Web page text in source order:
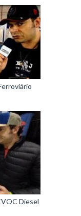
Diesel